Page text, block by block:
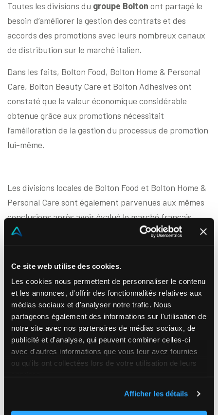
Ce site web utilise des cookies.
Les cookies nous permettent de personnaliser le contenu
et les annonces, d'offrir des fonctionnalités relatives aux
médias sociaux et d'analyser notre trafic. Nous
partageons également des informations sur l'utilisation de
notre site avec nos partenaires de médias sociaux, de
publicité et d'analyse, qui peuvent combiner celles-ci
avec d'autres informations que vous leur avez fournies
ou qu'ils ont collectées lors de votre utilisation de leurs
Afficher les détails
Toutes les divisions du groupe Bolton ont partagé le
besoin d’améliorer la gestion des contrats et des
accords des promotions avec leurs nombreux canaux
de distribution sur le marché italien.
Dans les faits, Bolton Food, Bolton Home & Personal
Care, Bolton Beauty Care et Bolton Adhesives ont
constaté que la valeur économique considérable
obtenue grâce aux promotions nécessitait
l’amélioration de la gestion du processus de promotion
lui-même.
Les divisions locales de Bolton Food et Bolton Home &
Personal Care sont également parvenues aux mêmes
conclusions après avoir évalué le marché français.
complexes.
Lire l’étude du cas